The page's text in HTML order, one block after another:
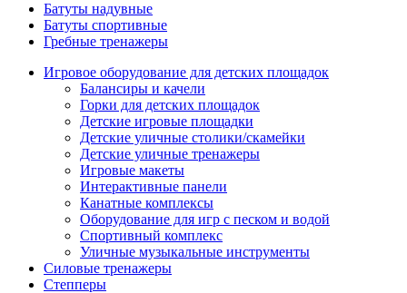
Батуты надувные
Батуты спортивные
Гребные тренажеры
Игровое оборудование для детских площадок
Балансиры и качели
Горки для детских площадок
Детские игровые площадки
Детские уличные столики/скамейки
Детские уличные тренажеры
Игровые макеты
Интерактивные панели
Канатные комплексы
Оборудование для игр с песком и водой
Спортивный комплекс
Уличные музыкальные инструменты
Силовые тренажеры
Степперы